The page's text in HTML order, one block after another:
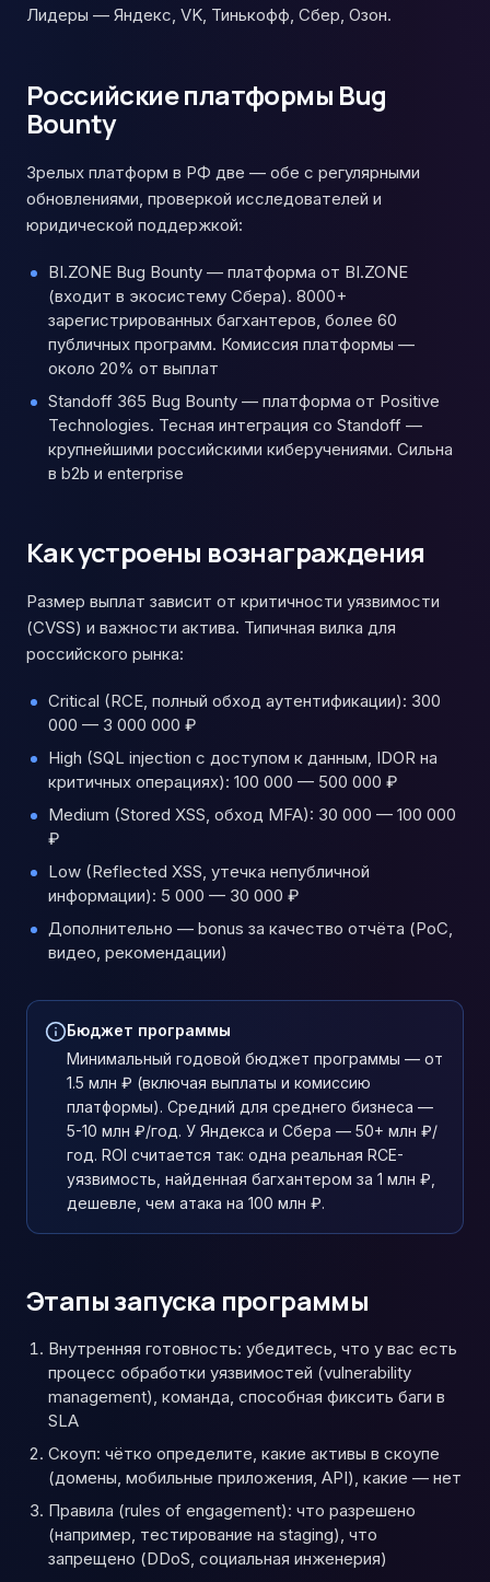
Лидеры — Яндекс, VK, Тинькофф, Сбер, Озон.
Российские платформы Bug
Bounty
Зрелых платформ в РФ две — обе с регулярными
обновлениями, проверкой исследователей и
юридической поддержкой:
BI.ZONE Bug Bounty — платформа от BI.ZONE
(входит в экосистему Сбера). 8000+
зарегистрированных багхантеров, более 60
публичных программ. Комиссия платформы —
около 20% от выплат
Standoff 365 Bug Bounty — платформа от Positive
Technologies. Тесная интеграция со Standoff —
крупнейшими российскими киберучениями. Сильна
в b2b и enterprise
Как устроены вознаграждения
Размер выплат зависит от критичности уязвимости
(CVSS) и важности актива. Типичная вилка для
российского рынка:
Critical (RCE, полный обход аутентификации): 300
000 — 3 000 000 ₽
High (SQL injection с доступом к данным, IDOR на
критичных операциях): 100 000 — 500 000 ₽
Medium (Stored XSS, обход MFA): 30 000 — 100 000
₽
Low (Reflected XSS, утечка непубличной
информации): 5 000 — 30 000 ₽
Дополнительно — bonus за качество отчёта (PoC,
видео, рекомендации)
Бюджет программы
Минимальный годовой бюджет программы — от
1.5 млн ₽ (включая выплаты и комиссию
платформы). Средний для среднего бизнеса —
5-10 млн ₽/год. У Яндекса и Сбера — 50+ млн ₽/
год. ROI считается так: одна реальная RCE-
уязвимость, найденная багхантером за 1 млн ₽,
дешевле, чем атака на 100 млн ₽.
Этапы запуска программы
Внутренняя готовность: убедитесь, что у вас есть
процесс обработки уязвимостей (vulnerability
management), команда, способная фиксить баги в
SLA
Скоуп: чётко определите, какие активы в скоупе
(домены, мобильные приложения, API), какие — нет
Правила (rules of engagement): что разрешено
(например, тестирование на staging), что
запрещено (DDoS, социальная инженерия)